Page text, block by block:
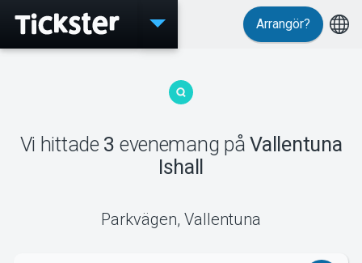
Evenemang
MyTickster
Arrangör?
Vi hittade 3 evenemang påVallentuna
Ishall
Parkvägen, Vallentuna